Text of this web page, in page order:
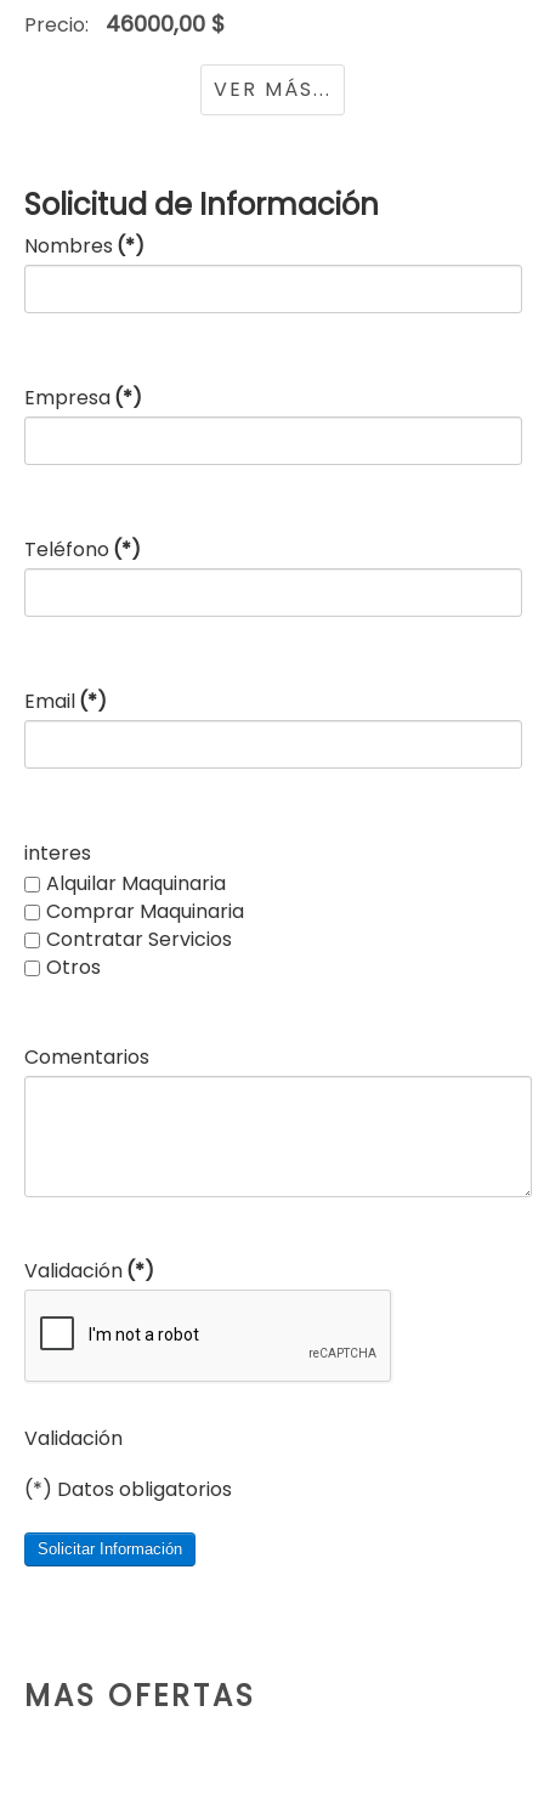
Precio: 46000,00 $
VER MÁS...
Solicitud de Información
Nombres (*)
Empresa(*)
Teléfono (*)
Email(*)
interes
Alquilar Maquinaria
Comprar Maquinaria
Contratar Servicios
Otros
Comentarios
Validación(*)
Validación
(*) Datos obligatorios
Solicitar Información
MAS OFERTAS